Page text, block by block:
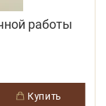
работы
купить